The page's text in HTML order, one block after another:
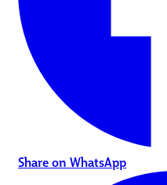
Share on WhatsApp